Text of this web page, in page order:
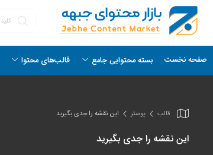
صفحه نخست بسته محتوایی جامع قالب‌های محتوا
قالب پوستر این نقشه را جدی بگیرید
این نقشه را جدی بگیرید